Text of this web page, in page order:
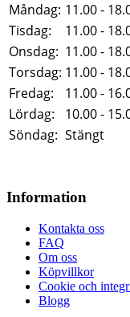
Måndag: 11.00 -
Tisdag:
11.00 -
Onsdag: 11.00 -
Torsdag: 11.00 -
Fredag:
11.00 -
Lördag:
10.00 -
Söndag: Stängt
Information
Kontakta oss
FAQ
Om oss
Köpvillkor
Cookie och
Blogg